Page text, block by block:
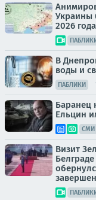
Украины
2026 года
В
воды и
ПАБЛИКИ
Баранец
Ельцин
СМИ
Визит